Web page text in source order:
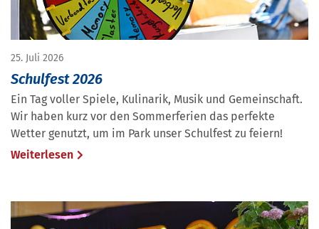
25. Juli 2026
Schulfest 2026
Ein Tag voller Spiele, Kulinarik, Musik und Gemeinschaft.
Wir haben kurz vor den Sommerferien das perfekte
Wetter genutzt, um im Park unser Schulfest zu feiern!
Weiterlesen